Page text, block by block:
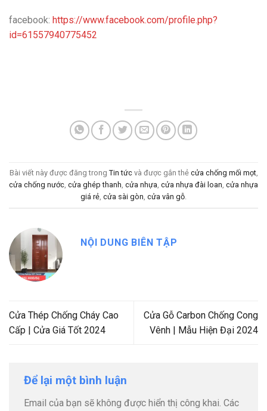
facebook: https://www.facebook.com/profile.php?
id=61557940775452
Bài viết này được đăng trong Tin tứcvà được gắn thẻ cửa chống mối mọt,
cửa chống nước cửa ghép thanh cửa nhựa cửa nhựa đài loan cửa nhựa
giá rẻ cửa sài gòn cửa vân gỗ
NỘI DUNG BIÊN TẬP
Cửa Thép Chống Cháy Cao
Cấp | Cửa Giá Tốt 2024
Cửa Gỗ Carbon Chống Cong
Vênh | Mẫu Hiện Đại 2024
Để lại một bình luận
Email của bạn sẽ không được hiển thị công khai. Các